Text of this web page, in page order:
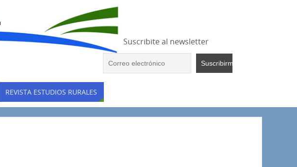
Suscribite al newsletter
REVISTA ESTUDIOS RURALES